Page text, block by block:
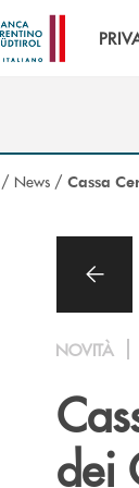
/ News / Cassa
NOVITÀ
dei